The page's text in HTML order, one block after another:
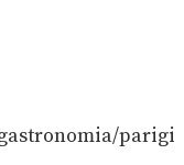
parigi